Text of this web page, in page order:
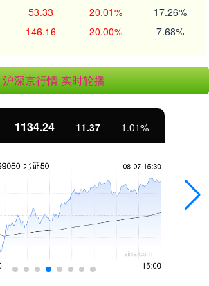
53.33 20.01% 17.26%
146.16 20.00% 7.68%
沪深京行情 实时轮播
1134.24 11.37 1.01%